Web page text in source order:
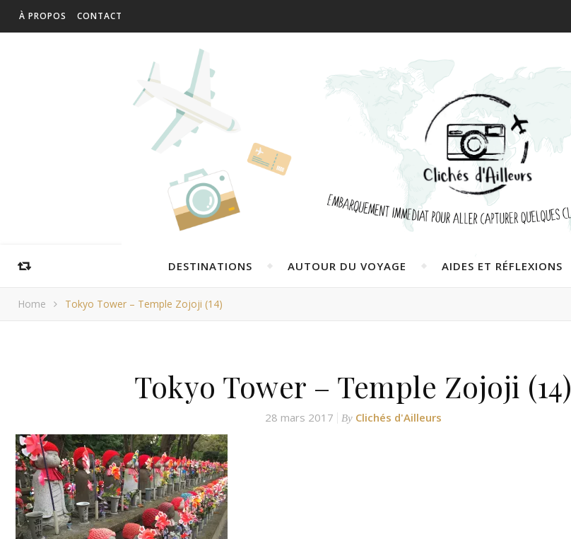
À PROPOS CONTACT
DESTINATIONS AUTOUR DU VOYAGE AIDES ET RÉFLEXIONS
Home Tokyo Tower – Temple Zojoji (14)
Tokyo Tower – Temple Zojoji (14)
28 mars 2017 By Clichés d'Ailleurs